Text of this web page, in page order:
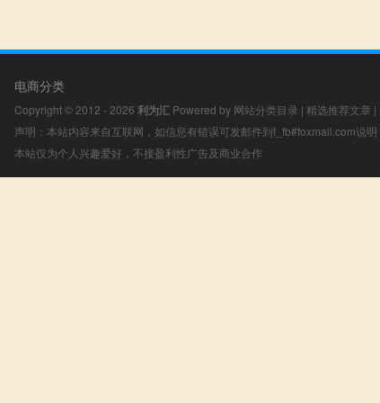
电商分类
Copyright © 2012 - 2026 利为汇 Powered by 网站分类目录 | 精选推荐文章 |
声明：本站内容来自互联网，如信息有错误可发邮件到f_fb#foxmail.com说
本站仅为个人兴趣爱好，不接盈利性广告及商业合作